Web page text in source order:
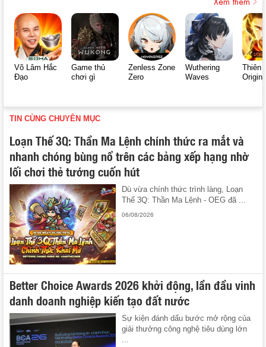
Võ Lâm Hắc
Đạo
Game thủ
chơi gì
Zenless Zone
Zero
Wuthering
Waves
Thiên
Origin
TIN CÙNG CHUYÊN MỤC
Loạn Thế 3Q: Thần Ma Lệnh chính thức ra mắt và
nhanh chóng bùng nổ trên các bảng xếp hạng nhờ
lối chơi thẻ tướng cuốn hút
Dù vừa chính thức trình làng, Loạn
Thế 3Q: Thần Ma Lệnh - OEG đã ...
06/08/2026
Better Choice Awards 2026 khởi động, lần đầu vinh
danh doanh nghiệp kiến tạo đất nước
Sự kiện đánh dấu bước mở rộng của
giải thưởng công nghệ tiêu dùng lớn